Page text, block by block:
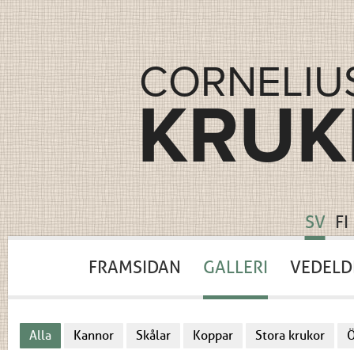
SV FI
FRAMSIDAN GALLERI
Alla Kannor Skålar Koppar Stora krukor